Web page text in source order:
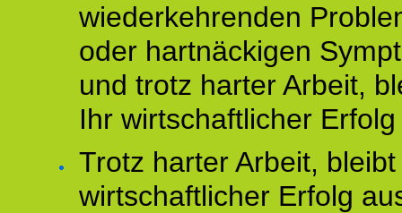
wiederkehrenden
oder hartnäckigen
und trotz harter Arbeit,
Ihr wirtschaftlicher
Trotz harter Arbeit,
wirtschaftlicher Erfolg